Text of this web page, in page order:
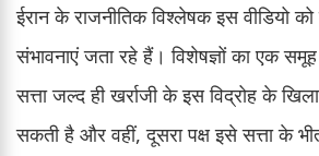
ईरान के राजनीतिक विश्लेषक इस वीडियो
संभावनाएं जता रहे हैं। विशेषज्ञों का एक समूह
सत्ता जल्द ही खर्राजी के इस विद्रोह के
सकती है और वहीं, दूसरा पक्ष इसे सत्ता के